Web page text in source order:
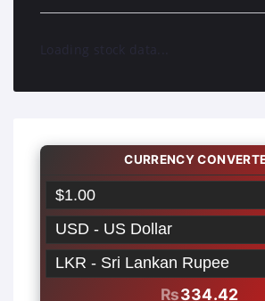
Loading stock data...